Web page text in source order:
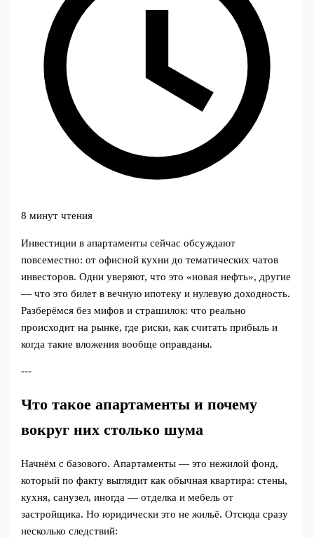
8 минут чтения
Инвестиции в апартаменты сейчас обсуждают
повсеместно: от офисной кухни до тематических чатов
инвесторов. Одни уверяют, что это «новая нефть», другие
— что это билет в вечную ипотеку и нулевую доходность.
Разберёмся без мифов и страшилок: что реально
происходит на рынке, где риски, как считать прибыль и
когда такие вложения вообще оправданы.
---
Что такое апартаменты и почему
вокруг них столько шума
Начнём с базового. Апартаменты — это нежилой фонд,
который по факту выглядит как обычная квартира: стены,
кухня, санузел, иногда — отделка и мебель от
застройщика. Но юридически это не жильё. Отсюда сразу
несколько следствий: